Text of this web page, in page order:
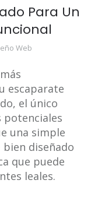
Para Un
Web
escaparate
el único
potenciales
una simple
diseñado
que puede
leales.